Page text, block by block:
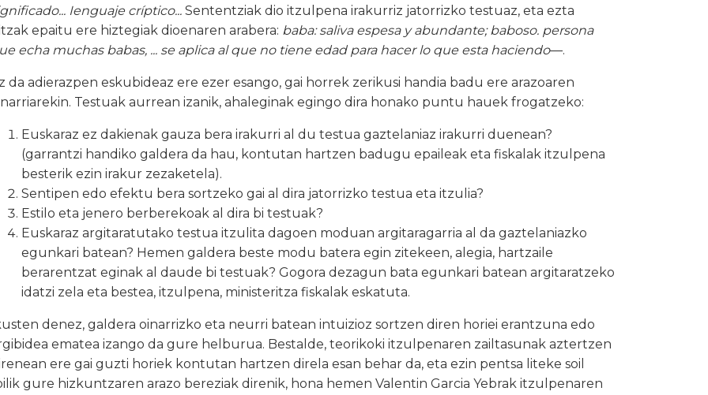
Ienguaje críptico... Sententziak dio itzulpena irakurriz jatorrizko testuaz, eta ezta
epaitu ere hiztegiak dioenaren arabera: baba: saliva espesa y abundante; baboso. persona
echa muchas babas, ... se aplica al que no tiene edad para hacer lo que esta haciendo—.
da adierazpen eskubideaz ere ezer esango, gai horrek zerikusi handia badu ere arazoaren
Testuak aurrean izanik, ahaleginak egingo dira honako puntu hauek frogatzeko:
Euskaraz ez dakienak gauza bera irakurri al du testua gaztelaniaz irakurri duenean?
(garrantzi handiko galdera da hau, kontutan hartzen badugu epaileak eta fiskalak itzulpena
besterik ezin irakur zezaketela).
Sentipen edo efektu bera sortzeko gai al dira jatorrizko testua eta itzulia?
Estilo eta jenero berberekoak al dira bi testuak?
Euskaraz argitaratutako testua itzulita dagoen moduan argitaragarria al da gaztelaniazko
egunkari batean? Hemen galdera beste modu batera egin zitekeen, alegia, hartzaile
berarentzat eginak al daude bi testuak? Gogora dezagun bata egunkari batean argitaratzeko
idatzi zela eta bestea, itzulpena, ministeritza fiskalak eskatuta.
denez, galdera oinarrizko eta neurri batean intuizioz sortzen diren horiei erantzuna edo
ematea izango da gure helburua. Bestalde, teorikoki itzulpenaren zailtasunak aztertzen
ere gai guzti horiek kontutan hartzen direla esan behar da, eta ezin pentsa liteke soil
gure hizkuntzaren arazo bereziak direnik, hona hemen Valentin Garcia Yebrak itzulpenaren